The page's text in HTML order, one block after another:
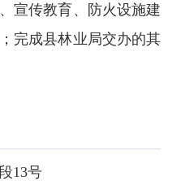
宣传教育、防火设施建
完成县林业局交办的其
13号